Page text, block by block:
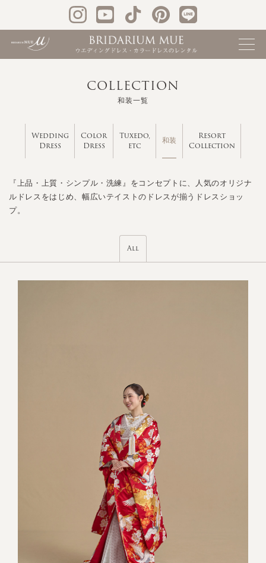
COLLECTION
和装一覧
Wedding
Dress
Color
Dress
Tuxedo,
etc
和装
Resort
Collection
『上品・上質・シンプル・洗練』をコンセプトに、人気のオリジナ
ルドレスをはじめ、幅広いテイストのドレスが揃うドレスショッ
プ。
All